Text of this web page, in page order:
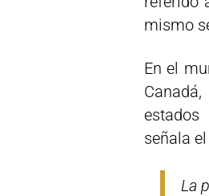
mismo
En el
estados
señala
La